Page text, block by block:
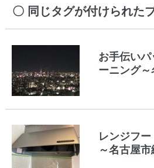
同じタグが付けられた
お手伝いパ
ーニング
レンジフ
～名古屋市